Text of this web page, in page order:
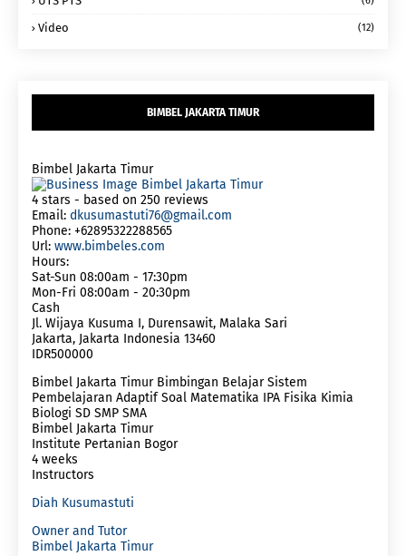
Video (12)
BIMBEL JAKARTA TIMUR
Bimbel Jakarta Timur
4 stars - based on 250 reviews
Email: dkusumastuti76@gmail.com
Phone: +62895322288565
Url: www.bimbeles.com
Hours:
Sat-Sun 08:00am - 17:30pm
Mon-Fri 08:00am - 20:30pm
Cash
Jl. Wijaya Kusuma I, Durensawit, Malaka Sari
Jakarta, Jakarta Indonesia 13460
IDR500000
Bimbel Jakarta Timur Bimbingan Belajar Sistem
Pembelajaran Adaptif Soal Matematika IPA Fisika Kimia
Biologi SD SMP SMA
Bimbel Jakarta Timur
Institute Pertanian Bogor
4 weeks
Instructors
Diah Kusumastuti
Owner and Tutor
Bimbel Jakarta Timur